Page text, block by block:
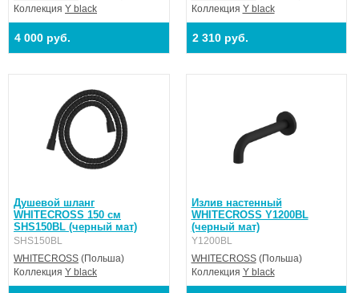
Коллекция Y black
4 000 руб.
Коллекция Y black
2 310 руб.
Душевой шланг
WHITECROSS 150 см
SHS150BL (черный мат)
SHS150BL
WHITECROSS (Польша)
Коллекция Y black
Излив настенный
WHITECROSS Y1200BL
(черный мат)
Y1200BL
WHITECROSS(Польша)
Коллекция Y black